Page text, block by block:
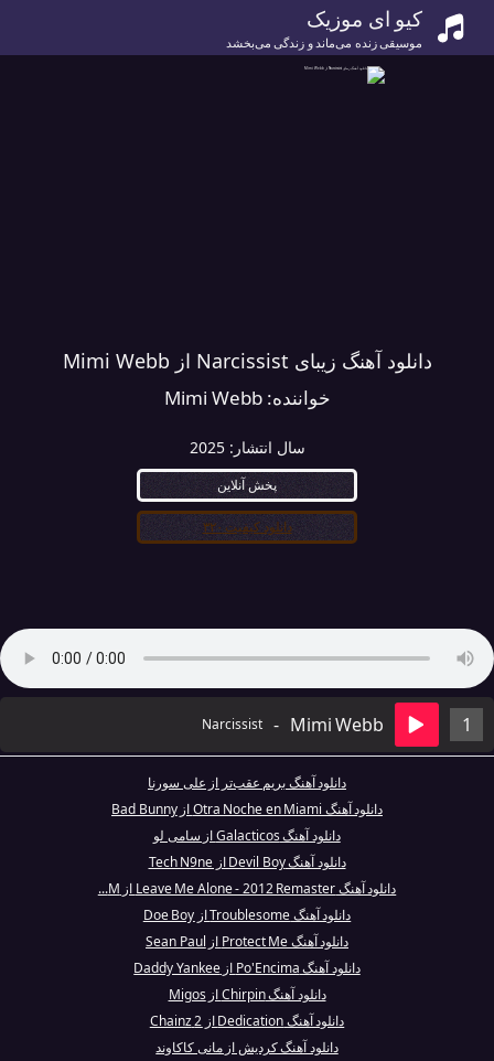
کیو ای موزیک
موسیقی زنده می‌ماند و زندگی می‌بخشد
دانلود آهنگ زیبای Narcissist از Mimi Webb
خواننده:Mimi Webb
سال انتشار:2025
پخش آنلاین
دانلود کیفیت ۳۲۰
1
Mimi Webb
-
Narcissist
دانلود آهنگ بریم عقب‌تر از علی سورنا
دانلود آهنگ Otra Noche en Miami از Bad Bunny
دانلود آهنگ Galacticos از سامی لو
دانلود آهنگ Devil Boy از Tech N9ne
دانلود آهنگ Leave Me Alone - 2012 Remaster از M...
دانلود آهنگ Troublesome از Doe Boy
دانلود آهنگ Protect Me از Sean Paul
دانلود آهنگ Po'Encima از Daddy Yankee
دانلود آهنگ Chirpin از Migos
دانلود آهنگ Dedication از 2 Chainz
دانلود آهنگ کردیش از مانی کاکاوند